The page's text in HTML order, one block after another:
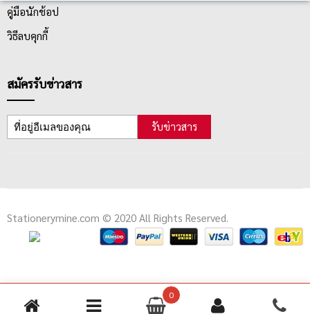
0
คู่มือนักช้อป
วิธีลบคุกกี้
สมัครรับข่าวสาร
รับข่าวสาร
Stationerymine.com © 2020 All Rights Reserved.